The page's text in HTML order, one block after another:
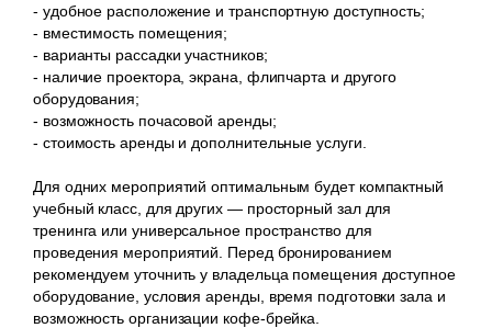
- удобное расположение и транспортную доступность;
- вместимость помещения;
- варианты рассадки участников;
- наличие проектора, экрана, флипчарта и другого
оборудования;
- возможность почасовой аренды;
- стоимость аренды и дополнительные услуги.
Для одних мероприятий оптимальным будет компактный
учебный класс, для других — просторный зал для
тренинга или универсальное пространство для
проведения мероприятий. Перед бронированием
рекомендуем уточнить у владельца помещения доступное
оборудование, условия аренды, время подготовки зала и
возможность организации кофе-брейка.